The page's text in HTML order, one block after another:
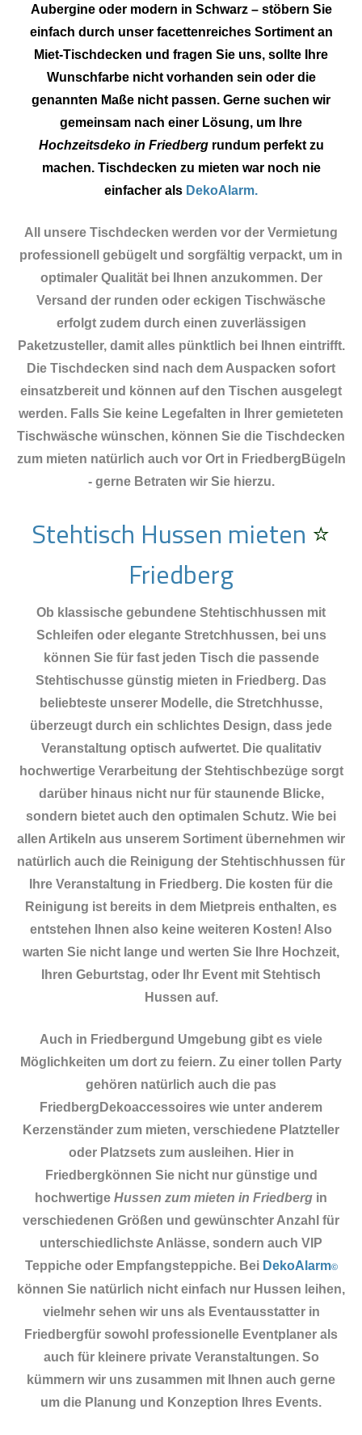
Aubergine oder modern in Schwarz – stöbern Sie
einfach durch unser facettenreiches Sortiment an
Miet-Tischdecken und fragen Sie uns, sollte Ihre
Wunschfarbe nicht vorhanden sein oder die
genannten Maße nicht passen. Gerne suchen wir
gemeinsam nach einer Lösung, um Ihre
Hochzeitsdeko in Friedbergrundum perfekt zu
machen. Tischdecken zu mieten war noch nie
einfacher als DekoAlarm.
All unsere Tischdecken werden vor der Vermietung
professionell gebügelt und sorgfältig verpackt, um in
optimaler Qualität bei Ihnen anzukommen. Der
Versand der runden oder eckigen Tischwäsche
erfolgt zudem durch einen zuverlässigen
Paketzusteller, damit alles pünktlich bei Ihnen eintrifft.
Die Tischdecken sind nach dem Auspacken sofort
einsatzbereit und können auf den Tischen ausgelegt
werden. Falls Sie keine Legefalten in Ihrer gemieteten
Tischwäsche wünschen, können Sie die Tischdecken
zum mieten natürlich auch vor Ort in FriedbergBügeln
- gerne Betraten wir Sie hierzu.
Stehtisch Hussen mieten ⭐
Friedberg
Ob klassische gebundene Stehtischhussen mit
Schleifen oder elegante Stretchhussen, bei uns
können Sie für fast jeden Tisch die passende
Stehtischusse günstig mieten in Friedberg. Das
beliebteste unserer Modelle, die Stretchhusse,
überzeugt durch ein schlichtes Design, dass jede
Veranstaltung optisch aufwertet. Die qualitativ
hochwertige Verarbeitung der Stehtischbezüge sorgt
darüber hinaus nicht nur für staunende Blicke,
sondern bietet auch den optimalen Schutz. Wie bei
allen Artikeln aus unserem Sortiment übernehmen wir
natürlich auch die Reinigung der Stehtischhussen für
Ihre Veranstaltung in Friedberg. Die kosten für die
Reinigung ist bereits in dem Mietpreis enthalten, es
entstehen Ihnen also keine weiteren Kosten! Also
warten Sie nicht lange und werten Sie Ihre Hochzeit,
Ihren Geburtstag, oder Ihr Event mit Stehtisch
Hussen auf.
Auch in Friedbergund Umgebung gibt es viele
Möglichkeiten um dort zu feiern. Zu einer tollen Party
gehören natürlich auch die pas
Friedberg Dekoaccessoires wie unter anderem
Kerzenständer zum mieten, verschiedene Platzteller
oder Platzsets zum ausleihen. Hier in
Friedbergkönnen Sie nicht nur günstige und
hochwertige Hussen zum mieten in Friedberg in
verschiedenen Größen und gewünschter Anzahl für
unterschiedlichste Anlässe, sondern auch VIP
Teppiche oder Empfangsteppiche. Bei DekoAlarm©
können Sie natürlich nicht einfach nur Hussen leihen,
vielmehr sehen wir uns als Eventausstatter in
Friedbergfür sowohl professionelle Eventplaner als
auch für kleinere private Veranstaltungen. So
kümmern wir uns zusammen mit Ihnen auch gerne
um die Planung und Konzeption Ihres Events.